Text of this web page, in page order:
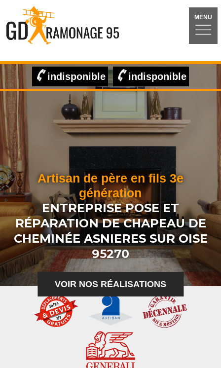
MENU
indisponible indisponible
Artisan de père en fils 3e
génération
ENTREPRISE POSE ET
RÉPARATION DE CHAPEAU DE
CHEMINÉE ASNIERES SUR OISE
95270
VOIR NOS RÉALISATIONS